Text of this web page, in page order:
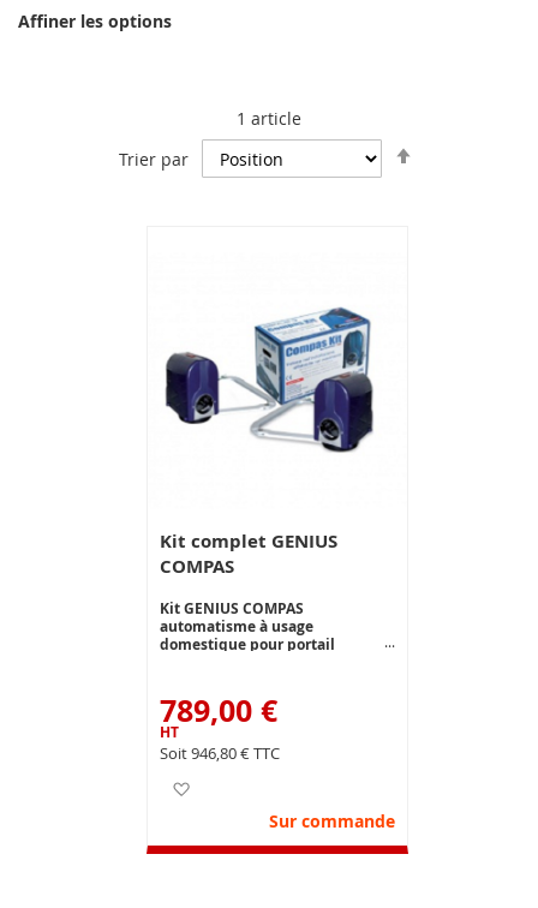
1 article
Trier par
Kit complet GENIUS
COMPAS
Kit GENIUS COMPAS
automatisme à usage
domestique pour portail
articulé. Le kit 24V ré-inverse sur
obstacles ce qui facilite la mise
en conformité de l'installation
aux normes européennes en
789,00 €
946,80 €
Sur commande
Affiner les options